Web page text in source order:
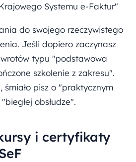
Systemu e-Faktur"
do swojego rzeczywistego
Jeśli dopiero zaczynasz
typu "podstawowa
szkolenie z zakresu".
śmiało pisz o "praktycznym
obsłudze".
i certyfikaty